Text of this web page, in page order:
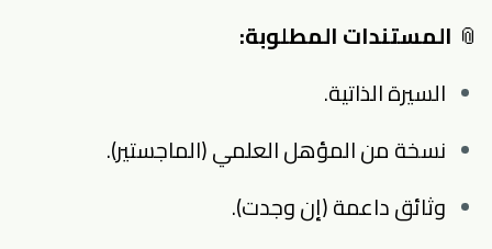
📎 المستندات المطلوبة:
السيرة الذاتية.
نسخة من المؤهل العلمي (الماجستير).
وثائق داعمة (إن وجدت).